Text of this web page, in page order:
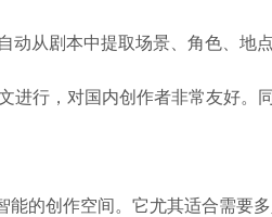
从剧本中提取场景、角色、地
行，对国内创作者非常友好。
的创作空间。它尤其适合需要